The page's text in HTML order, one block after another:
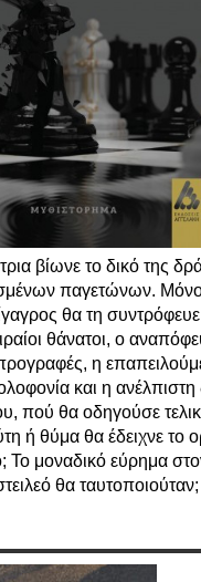
βίωνε το δικό της
παγετώνων.
θα τη συντρόφευε
θάνατοι, ο
η
και η
πού θα οδηγούσε
ή θύμα θα έδειχνε το
Το μοναδικό εύρημα
θα ταυτοποιούταν;